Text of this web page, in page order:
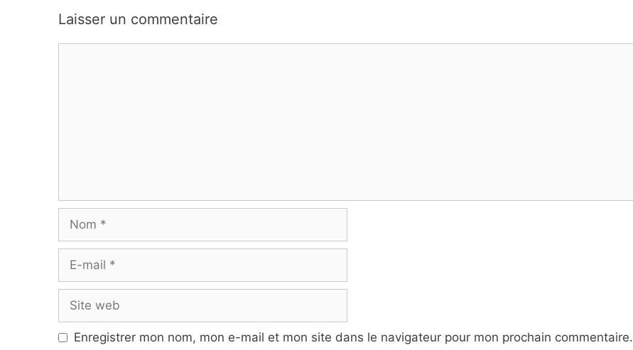
Laisser un commentaire
mail
web
Enregistrer mon nom, mon e-mail et mon site dans le navigateur pour mon prochain commentaire.